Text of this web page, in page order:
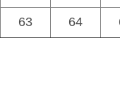
63 64